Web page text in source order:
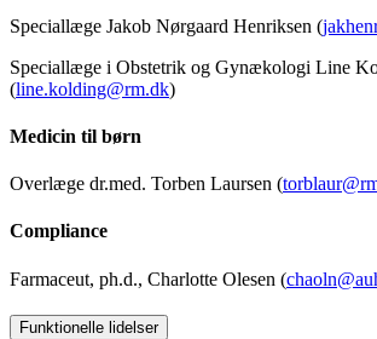
Speciallæge Jakob Nørgaard Henriksen (
Speciallæge i Obstetrik og Gynækologi Line
(line.kolding@rm.dk)
Medicin til børn
Overlæge dr.med. Torben Laursen (
Compliance
Farmaceut, ph.d., Charlotte Olesen (
Funktionelle lidelser